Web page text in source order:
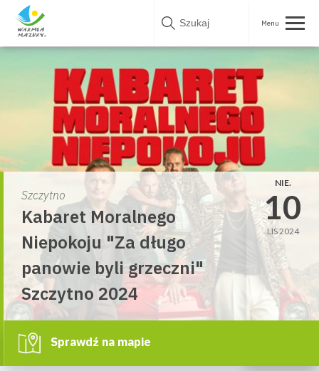
Skip
Szczytno
Kabaret Moralnego
Niepokoju "Za długo
panowie byli grzeczni"
Szczytno 2024
NIE.
10
LIS 2024
Sprawdź na mapie